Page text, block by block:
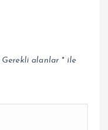
Gerekli alanlar *ile